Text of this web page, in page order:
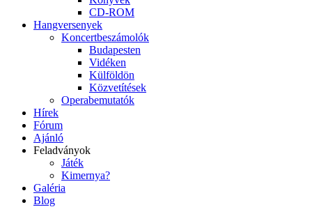
CD-ROM
Hangversenyek
Koncertbeszámolók
Budapesten
Vidéken
Külföldön
Közvetítések
Operabemutatók
Hírek
Fórum
Ajánló
Feladványok
Játék
Kimernya?
Galéria
Blog